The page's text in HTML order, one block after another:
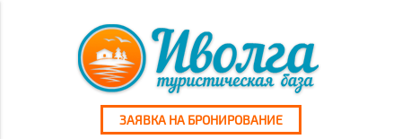
ЗАЯВКА НА БРОНИРОВАНИЕ